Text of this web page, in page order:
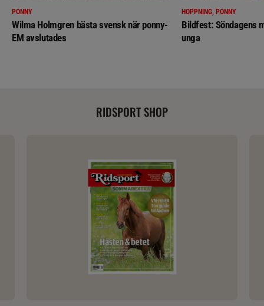
PONNY
Wilma Holmgren bästa svensk när ponny-
EM avslutades
HOPPNING, PONNY
Bildfest: Söndagens
unga
RIDSPORT SHOP